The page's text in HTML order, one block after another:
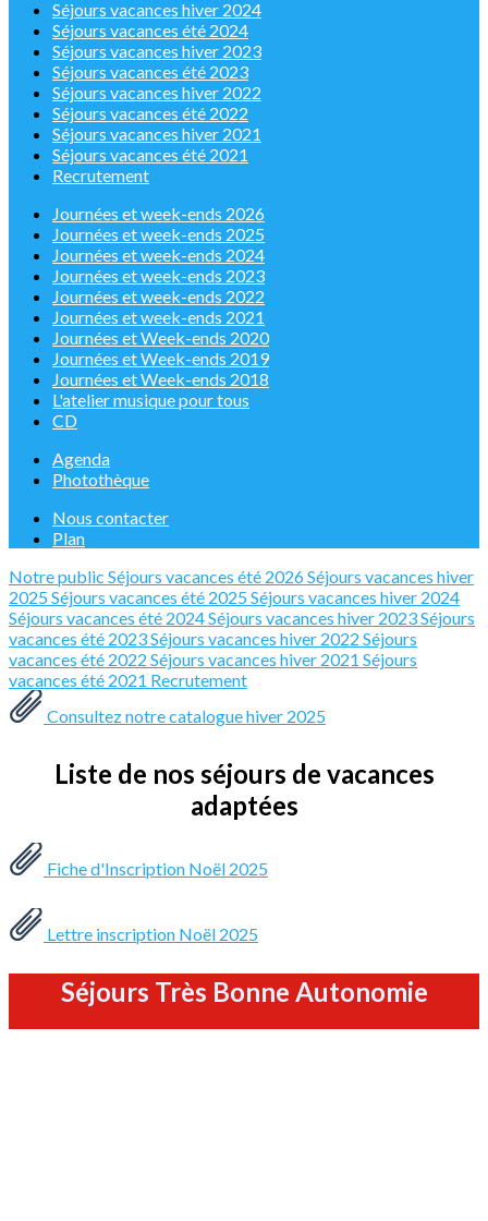
Séjours vacances hiver 2024
Séjours vacances été 2024
Séjours vacances hiver 2023
Séjours vacances été 2023
Séjours vacances hiver 2022
Séjours vacances été 2022
Séjours vacances hiver 2021
Séjours vacances été 2021
Recrutement
Journées et week-ends 2026
Journées et week-ends 2025
Journées et week-ends 2024
Journées et week-ends 2023
Journées et week-ends 2022
Journées et week-ends 2021
Journées et Week-ends 2020
Journées et Week-ends 2019
Journées et Week-ends 2018
L'atelier musique pour tous
CD
Agenda
Photothèque
Nous contacter
Plan
Notre public Séjours vacances été 2026Séjours vacances hiver
2025Séjours vacances été 2025Séjours vacances hiver 2024
Séjours vacances été 2024Séjours vacances hiver 2023Séjours
vacances été 2023Séjours vacances hiver 2022 Séjours
vacances été 2022 Séjours vacances hiver 2021 Séjours
vacances été 2021 Recrutement
Consultez notre catalogue hiver 2025
Liste de nos séjours de vacances
adaptées
Fiche d'Inscription Noël 2025
Lettre inscription Noël 2025
Séjours Très Bonne Autonomie